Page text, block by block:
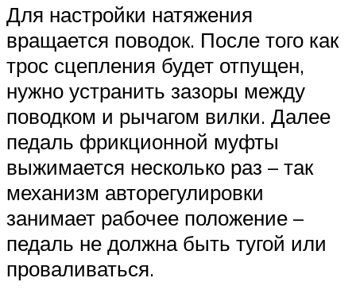
Для настройки натяжения
вращается поводок. После того как
трос сцепления будет отпущен,
нужно устранить зазоры между
поводком и рычагом вилки. Далее
педаль фрикционной муфты
выжимается несколько раз – так
механизм авторегулировки
занимает рабочее положение –
педаль не должна быть тугой или
проваливаться.